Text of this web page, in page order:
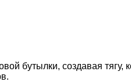
бутылки, создавая тягу,